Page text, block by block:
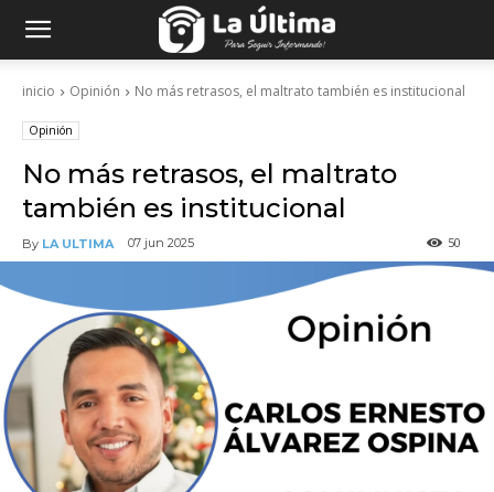
inicio Opinión No más retrasos, el maltrato también es institucional
Opinión
No más retrasos, el maltrato
también es institucional
By LA ULTIMA 07 jun 2025 50